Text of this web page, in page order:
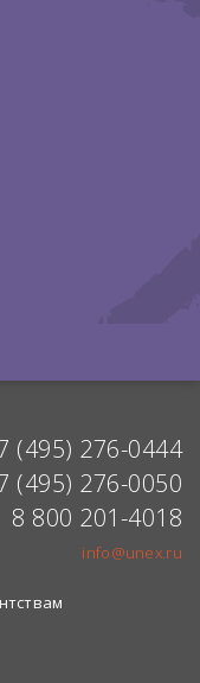
(495) 276-0444
(495) 276-0050
8 800 201-4018
info@unex.ru